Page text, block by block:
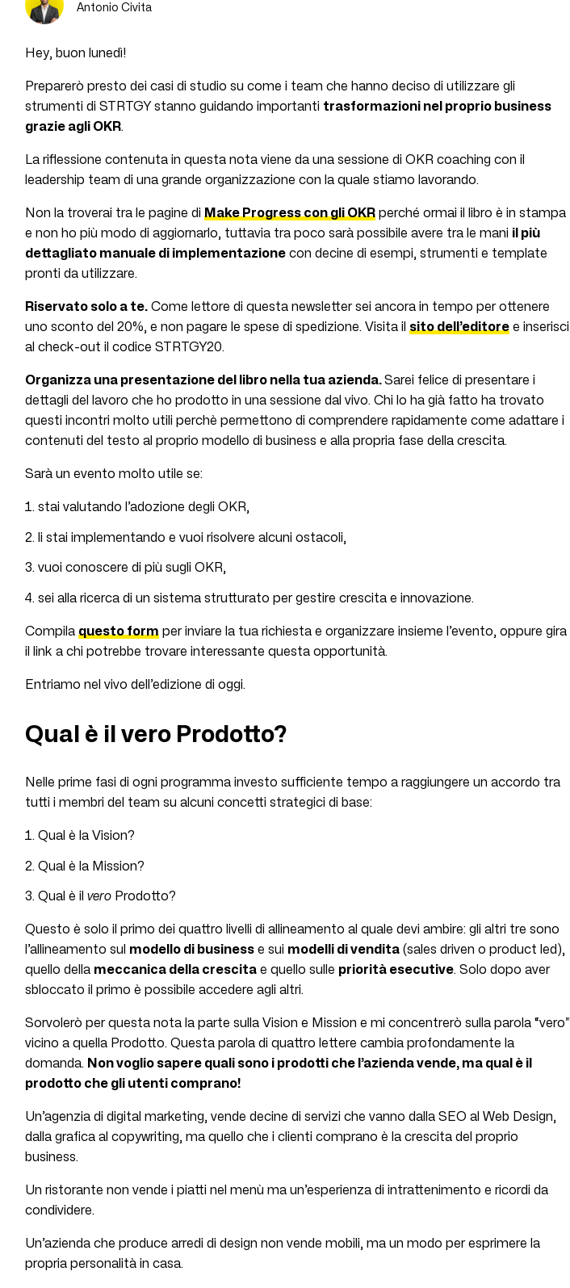
Antonio Civita
Hey, buon lunedì!
Preparerò presto dei casi di studio su come i team che hanno deciso di utilizzare gli
strumenti di STRTGY stanno guidando importanti trasformazioni nel proprio business
grazie agli OKR.
La riflessione contenuta in questa nota viene da una sessione di OKR coaching con il
leadership team di una grande organizzazione con la quale stiamo lavorando.
Non la troverai tra le pagine di Make Progress con gli OKR perché ormai il libro è in stampa
e non ho più modo di aggiornarlo, tuttavia tra poco sarà possibile avere tra le mani il più
dettagliato manuale di implementazione con decine di esempi, strumenti e template
pronti da utilizzare.
Riservato solo a te. Come lettore di questa newsletter sei ancora in tempo per ottenere
uno sconto del 20%, e non pagare le spese di spedizione. Visita il sito dell’editore e inserisci
al check-out il codice STRTGY20.
Organizza una presentazione del libro nella tua azienda.Sarei felice di presentare i
dettagli del lavoro che ho prodotto in una sessione dal vivo. Chi lo ha già fatto ha trovato
questi incontri molto utili perchè permettono di comprendere rapidamente come adattare i
contenuti del testo al proprio modello di business e alla propria fase della crescita.
Sarà un evento molto utile se:
stai valutando l’adozione degli OKR,
li stai implementando e vuoi risolvere alcuni ostacoli,
vuoi conoscere di più sugli OKR,
sei alla ricerca di un sistema strutturato per gestire crescita e innovazione.
Compila questo form per inviare la tua richiesta e organizzare insieme l’evento, oppure gira
il link a chi potrebbe trovare interessante questa opportunità.
Entriamo nel vivo dell’edizione di oggi.
Qual è il vero Prodotto?
Nelle prime fasi di ogni programma investo sufficiente tempo a raggiungere un accordo tra
tutti i membri del team su alcuni concetti strategici di base:
Qual è la Vision?
Qual è la Mission?
Qual è il vero Prodotto?
Questo è solo il primo dei quattro livelli di allineamento al quale devi ambire: gli altri tre sono
l’allineamento sul modello di business e sui modelli di vendita (sales driven o product led),
quello della meccanica della crescita e quello sulle priorità esecutive. Solo dopo aver
sbloccato il primo è possibile accedere agli altri.
Sorvolerò per questa nota la parte sulla Vision e Mission e mi concentrerò sulla parola “vero”
vicino a quella Prodotto. Questa parola di quattro lettere cambia profondamente la
domanda. Non voglio sapere quali sono i prodotti che l’azienda vende, ma qual è il
prodotto che gli utenti comprano!
Un’agenzia di digital marketing, vende decine di servizi che vanno dalla SEO al Web Design,
dalla grafica al copywriting, ma quello che i clienti comprano è la crescita del proprio
business.
Un ristorante non vende i piatti nel menù ma un’esperienza di intrattenimento e ricordi da
condividere.
Un’azienda che produce arredi di design non vende mobili, ma un modo per esprimere la
propria personalità in casa.